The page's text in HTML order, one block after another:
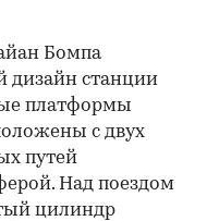
Бомпа
дизайн станции
платформы
с двух
путей
Над поездом
цилиндр